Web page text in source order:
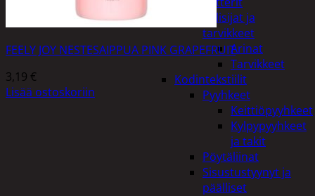
Tulisijat ja
tarvikkeet
Arinat
Tarvikkeet
Kodintekstiilit
Pyyhkeet
Keittiöpyyhkeet
Kylpypyyhkeet
ja takit
Pöytäliinat
Sisustustyynyt ja
päälliset
FEELY JOY NESTESAIPPUA PINK GRAPEFRUIT
3,19 €
Lisää ostoskoriin